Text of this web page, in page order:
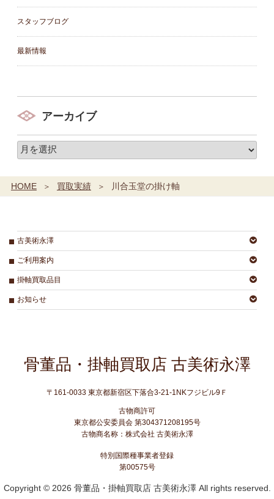
スタッフブログ
最新情報
アーカイブ
HOME 買取実績 川合玉堂の掛け軸
古美術永澤
ご利用案内
掛軸買取品目
お知らせ
骨董品・掛軸買取店 古美術永澤
〒161-0033 東京都新宿区下落合3-21-1NKフジビル9Ｆ
古物商許可
東京都公安委員会 第304371208195号
古物商名称：株式会社 古美術永澤
特別国際種事業者登録
第00575号
Copyright © 2026 骨董品・掛軸買取店 古美術永澤 All rights reserved.